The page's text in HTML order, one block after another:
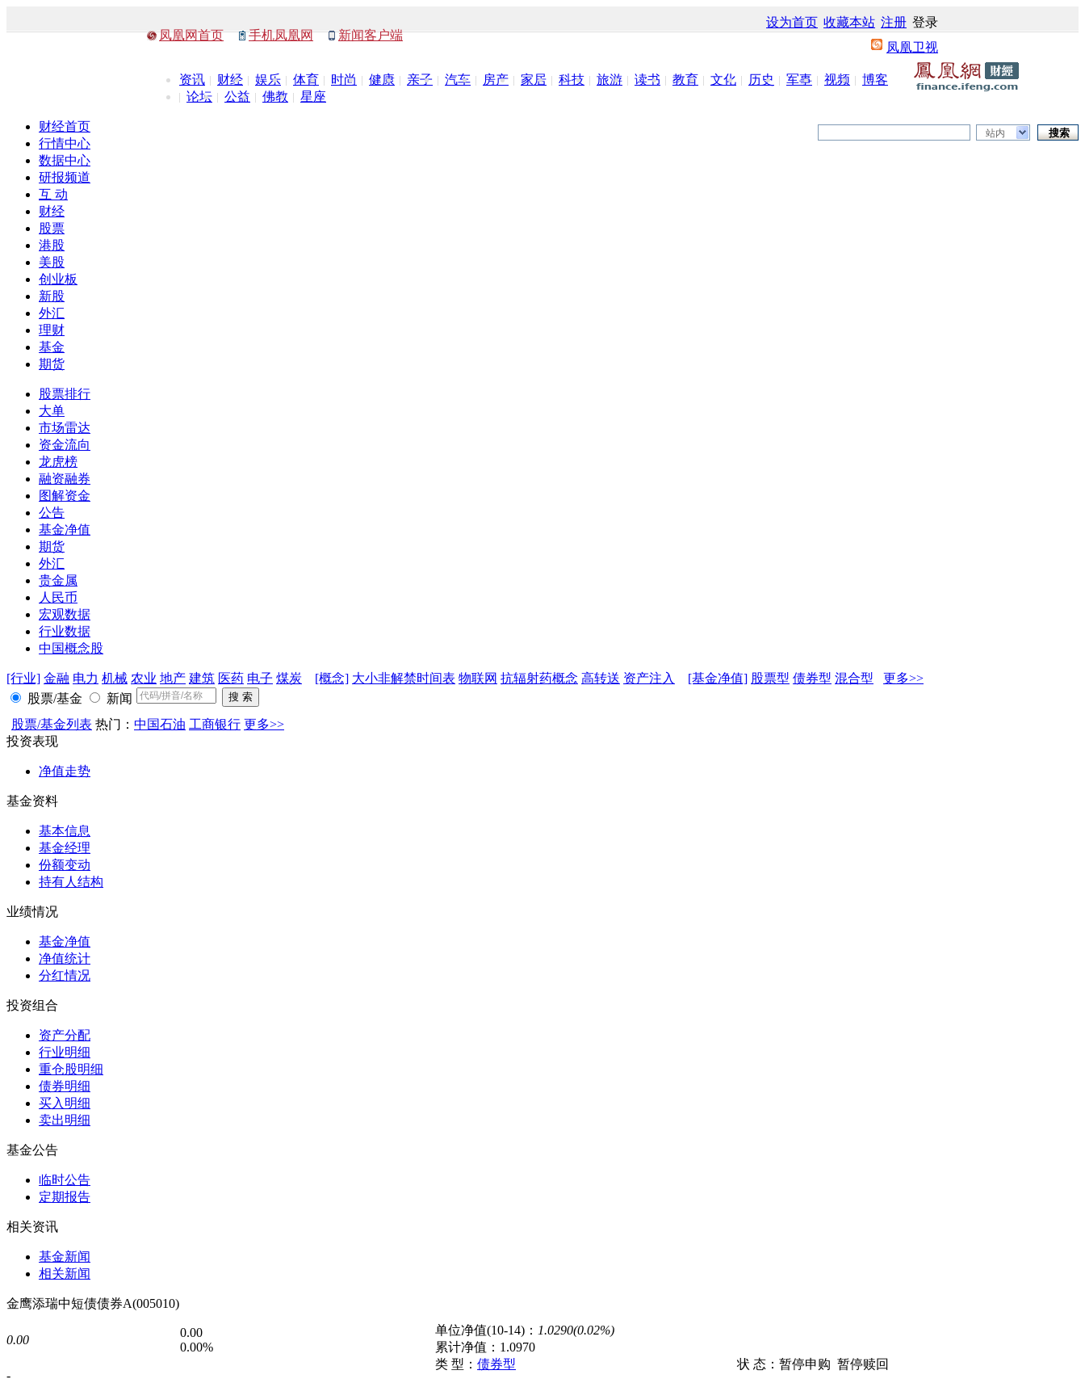
凤凰网首页 手机凤凰网 新闻客户端
设为首页 收藏本站 注册 登录
凤凰卫视
资讯 财经 娱乐 体育 时尚 健康 亲子 汽车 房产 家居 科技 旅游 读书 教育 文化 历史 军事 视频
博客
论坛
公益 佛教 星座
站内
财经首页
行情中心
数据中心
研报频道
互 动
财经
股票
港股
美股
创业板
新股
外汇
理财
基金
期货
股票排行
大单
市场雷达
资金流向
龙虎榜
融资融券
图解资金
公告
基金净值
期货
外汇
贵金属
人民币
宏观数据
行业数据
中国概念股
[行业] 金融 电力 机械 农业 地产 建筑 医药 电子 煤炭 [概念] 大小非解禁时间表 物联网 抗辐射药概念 高转送 资产注入 [基金净值] 股票型 债券型 混合型
更多>>
股票/基金
新闻
股票/基金列表 热门： 中国石油 工商银行 更多>>
投资表现
净值走势
基金资料
基本信息
基金经理
份额变动
持有人结构
业绩情况
基金净值
净值统计
分红情况
投资组合
资产分配
行业明细
重仓股明细
债券明细
买入明细
卖出明细
基金公告
临时公告
定期报告
相关资讯
基金新闻
相关新闻
金鹰添瑞中短债债券A(005010)
0.00
0.00
0.00%
-
单位净值(10-14)： 1.0290(0.02%)
累计净值： 1.0970
类 型： 债券型 状 态： 暂停申购 暂停赎回